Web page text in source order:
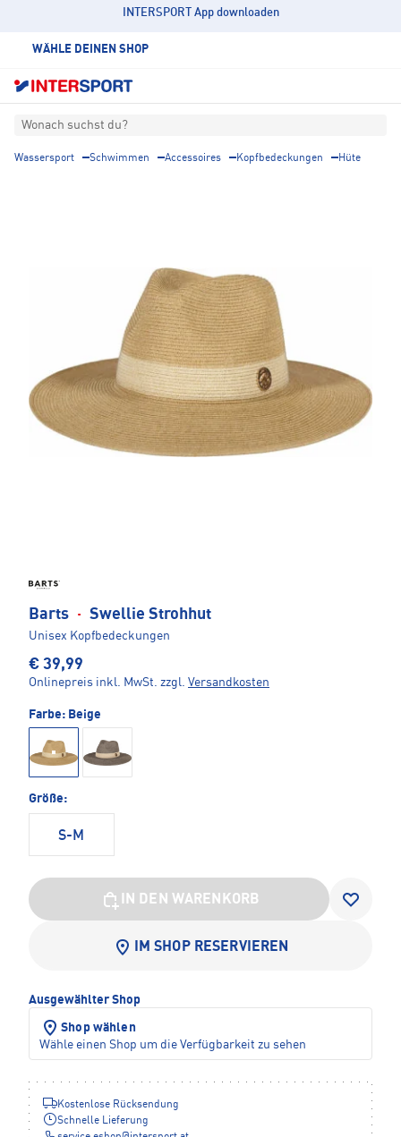
INTERSPORT App downloaden
WÄHLE DEINEN SHOP
Wonach suchst du?
Wassersport Schwimmen Accessoires Kopfbedeckungen Hüte
Barts · Swellie Strohhut
Unisex Kopfbedeckungen
€ 39,99
Onlinepreis inkl. MwSt. zzgl. Versandkosten
Farbe: Beige
Größe:
S-M
IN DEN WARENKORB
IM SHOP RESERVIEREN
Ausgewählter Shop
Shop wählen
Wähle einen Shop um die Verfügbarkeit zu sehen
Kostenlose Rücksendung
Schnelle Lieferung